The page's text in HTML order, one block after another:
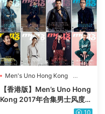
Men's Uno Hong Kong
男士杂志
【香港版】Men’s Uno Hong
Kong 2017年合集男士风度时
尚穿搭服饰时装pdf杂志（810